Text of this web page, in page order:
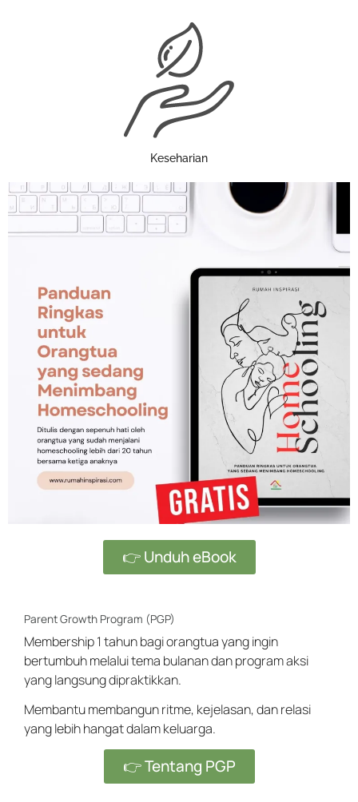
Keseharian
👉 Unduh eBook
Parent Growth Program (PGP)
Membership 1 tahun bagi orangtua yang ingin
bertumbuh melalui tema bulanan dan program aksi
yang langsung dipraktikkan.
Membantu membangun ritme, kejelasan, dan relasi
yang lebih hangat dalam keluarga.
👉 Tentang PGP